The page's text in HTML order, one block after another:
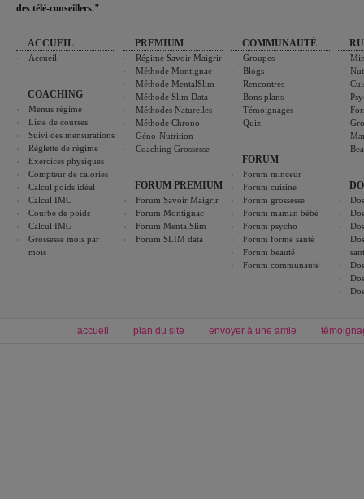
des télé-conseillers."
ACCUEIL
Accueil
COACHING
Menus régime
Liste de courses
Suivi des mensurations
Réglette de régime
Exercices physiques
Compteur de calories
Calcul poids idéal
Calcul IMC
Courbe de poids
Calcul IMG
Grossesse mois par
mois
PREMIUM
Régime Savoir Maigrir
Méthode Montignac
Méthode MentalSlim
Méthode Slim Data
Méthodes Naturelles
Méthode Chrono-
Géno-Nutrition
Coaching Grossesse
FORUM PREMIUM
Forum Savoir Maigrir
Forum Montignac
Forum MentalSlim
Forum SLIM data
COMMUNAUTÉ
Groupes
Blogs
Rencontres
Bons plans
Témoignages
Quiz
FORUM
Forum minceur
Forum cuisine
Forum grossesse
Forum maman bébé
Forum psycho
Forum forme santé
Forum beauté
Forum communauté
accueil plan du site envoyer à une amie